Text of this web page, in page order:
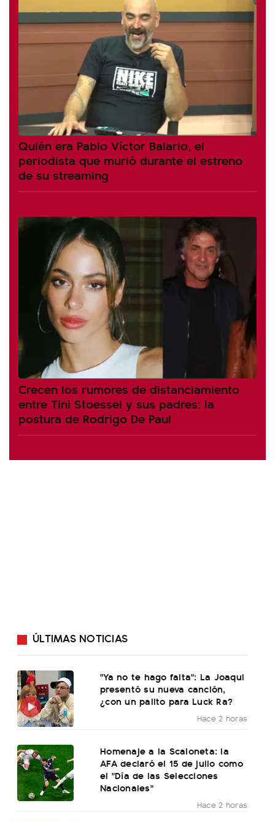
Quién era Pablo Víctor Balario, el
periodista que murió durante el estreno
de su streaming
Crecen los rumores de distanciamiento
entre Tini Stoessel y sus padres: la
postura de Rodrigo De Paul
ÚLTIMAS NOTICIAS
"Ya no te hago falta": La Joaqui
presentó su nueva canción,
¿con un palito para Luck Ra?
Hace 2 horas
Homenaje a la Scaloneta: la
AFA declaró el 15 de julio como
el "Día de las Selecciones
Nacionales"
Hace 2 horas